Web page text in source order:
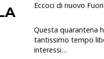
Eccoci di nuovo
Questa quarantena
tantissimo tempo
interessi…